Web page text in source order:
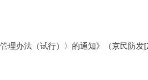
办法（试行）〉的通知》（京民防